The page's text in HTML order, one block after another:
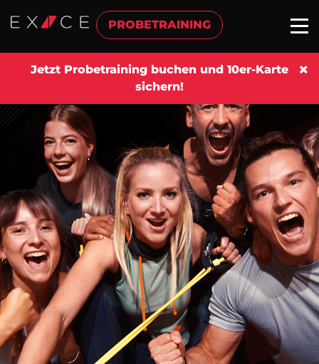
PROBETRAINING
Jetzt Probetraining buchen und 10er-Karte
sichern!